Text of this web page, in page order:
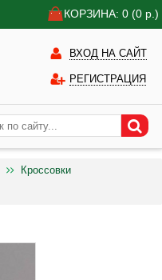
КОРЗИНА: 0 (0 р.)
ВХОД НА САЙТ
РЕГИСТРАЦИЯ
Кроссовки